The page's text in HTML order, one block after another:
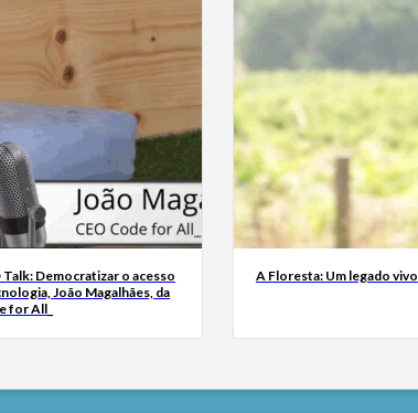
Talk: Democratizar o acesso
João Magalhães, da
for All_
A Floresta: Um legado vivo